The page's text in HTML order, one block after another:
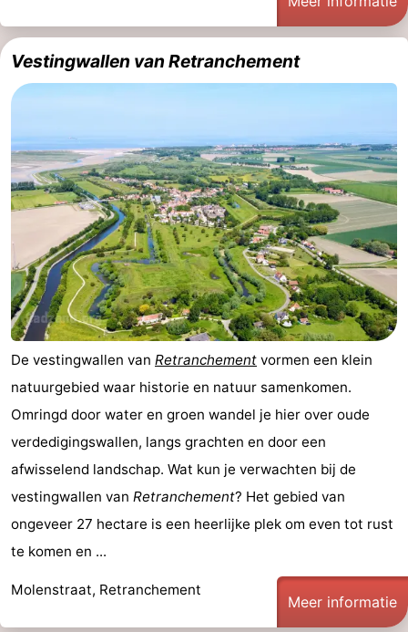
Vestingwallen van Retranchement
De vestingwallen van Retranchement vormen een klein
natuurgebied waar historie en natuur samenkomen.
Omringd door water en groen wandel je hier over oude
verdedigingswallen, langs grachten en door een
afwisselend landschap. Wat kun je verwachten bij de
vestingwallen van Retranchement? Het gebied van
ongeveer 27 hectare is een heerlijke plek om even tot rust
te komen en ...
Molenstraat, Retranchement
Meer informatie